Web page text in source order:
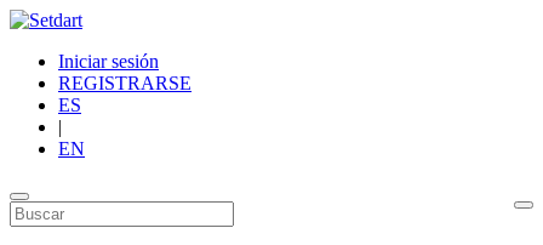
Iniciar sesión
REGISTRARSE
ES
|
EN